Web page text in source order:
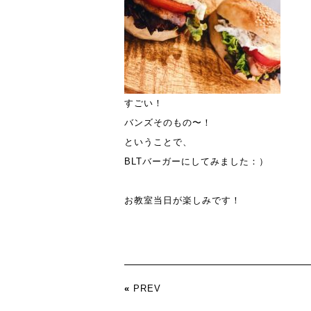
すごい！
バンズそのもの〜！
ということで、
BLTバーガーにしてみました：）
お教室当日が楽しみです！
« PREV